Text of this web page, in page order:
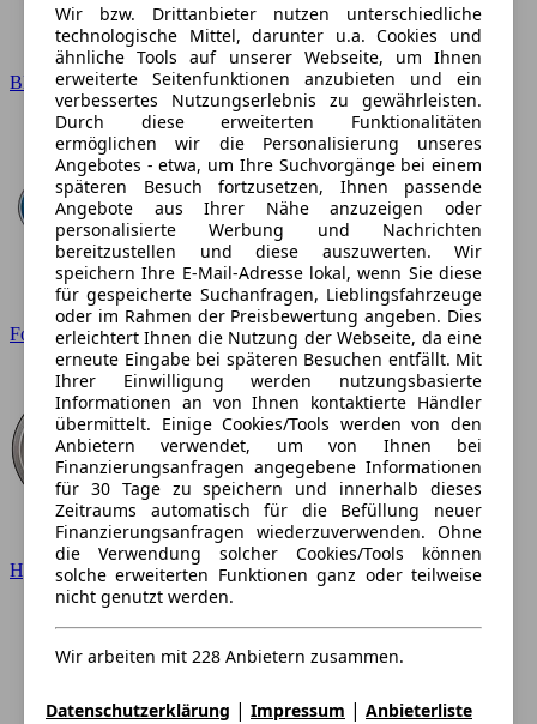
BMW
Ford
Hyundai
Wir bzw. Drittanbieter nutzen unterschiedliche
technologische Mittel, darunter u.a. Cookies und
ähnliche Tools auf unserer Webseite, um Ihnen
erweiterte Seitenfunktionen anzubieten und ein
verbessertes Nutzungserlebnis zu gewährleisten.
Durch diese erweiterten Funktionalitäten
ermöglichen wir die Personalisierung unseres
Angebotes - etwa, um Ihre Suchvorgänge bei einem
späteren Besuch fortzusetzen, Ihnen passende
Angebote aus Ihrer Nähe anzuzeigen oder
personalisierte Werbung und Nachrichten
bereitzustellen und diese auszuwerten. Wir
speichern Ihre E-Mail-Adresse lokal, wenn Sie diese
für gespeicherte Suchanfragen, Lieblingsfahrzeuge
oder im Rahmen der Preisbewertung angeben. Dies
erleichtert Ihnen die Nutzung der Webseite, da eine
erneute Eingabe bei späteren Besuchen entfällt. Mit
Ihrer Einwilligung werden nutzungsbasierte
Informationen an von Ihnen kontaktierte Händler
übermittelt. Einige Cookies/Tools werden von den
Anbietern verwendet, um von Ihnen bei
Finanzierungsanfragen angegebene Informationen
für 30 Tage zu speichern und innerhalb dieses
Zeitraums automatisch für die Befüllung neuer
Finanzierungsanfragen wiederzuverwenden. Ohne
die Verwendung solcher Cookies/Tools können
solche erweiterten Funktionen ganz oder teilweise
nicht genutzt werden.
Wir arbeiten mit 228 Anbietern zusammen.
Datenschutzerklärung | Impressum | Anbieterliste